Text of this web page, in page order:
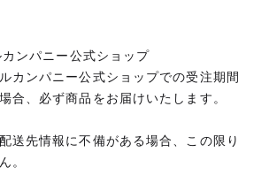
ンパニー公式ショップ
カンパニー公式ショップでの受注期間
合、必ず商品をお届けいたします。
送先情報に不備がある場合、この限り
。